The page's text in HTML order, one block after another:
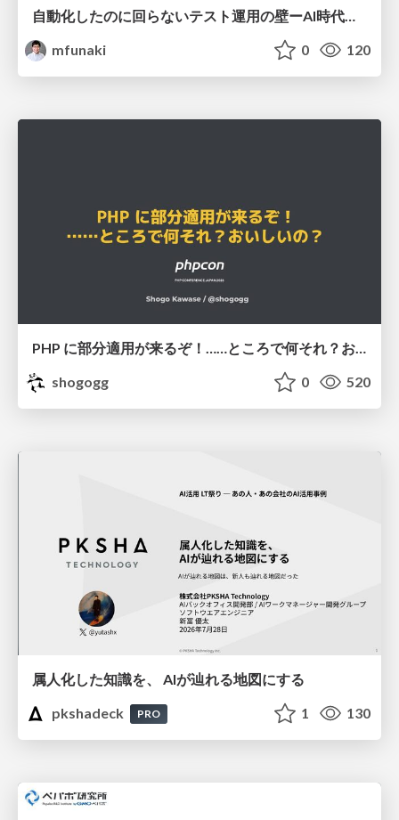
自動化したのに回らないテスト運用の壁ーAI時代の品質責任と生産性
mfunaki
0 120
shogogg
0 520
属人化した知識を、 AIが辿れる地図にする
pkshadeck
PRO 1 130